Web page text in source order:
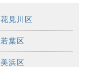
見川区
葉区
浜区